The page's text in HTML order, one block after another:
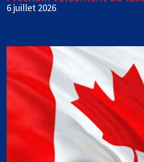
6 juillet 2026